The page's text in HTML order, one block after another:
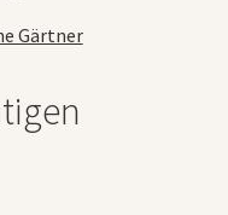
Gärtner